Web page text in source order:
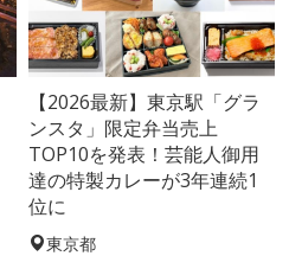
【2026最新】東京駅「グラ
ンスタ」限定弁当売上
TOP10を発表！芸能人御用
達の特製カレーが3年連続1
位に
東京都